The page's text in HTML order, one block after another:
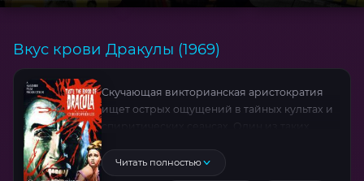
Вкус крови Дракулы (1969)
Скучающая викторианская аристократия
ищет острых ощущений в тайных культах и
открывает двери для древнего проклятия.
Но когда темная сила пробуждается, она
Читать полностью